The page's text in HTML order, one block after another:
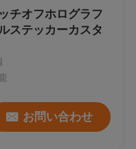
チオフホログラフ
ステッカーカスタ
お問い合わせ